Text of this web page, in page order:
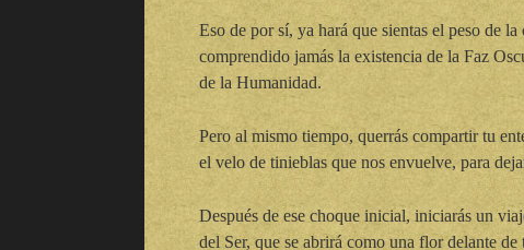
Eso de por sí, ya hará que sientas el peso de
comprendido jamás la existencia de la Faz
de la Humanidad.
Pero al mismo tiempo, querrás compartir tu
el velo de tinieblas que nos envuelve, para
Después de ese choque inicial, iniciarás un
del Ser, que se abrirá como una flor delante